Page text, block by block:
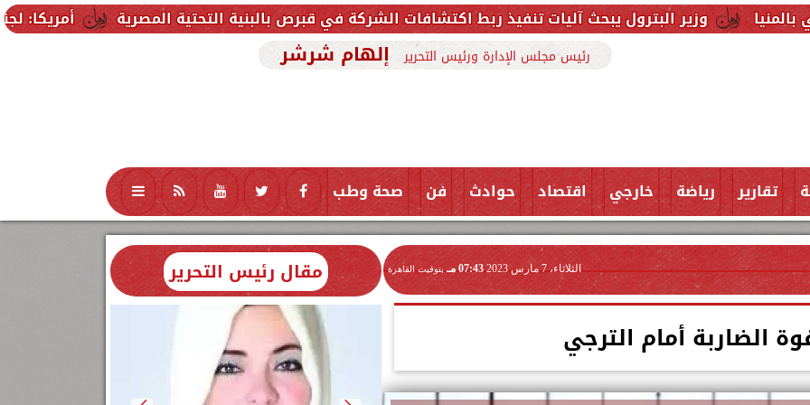
أمريكا: لجنة بمجلس البترول يبحث آليات تنفيذ ربط اكتشافات الشركة في قبرص بالبنية التحتية المصرية
رئيس مجلس الإدارة ورئيس التحرير إلهام شرشر
تقارير رياضة خارجي اقتصاد حوادث فن صحة وطب تكنولوجيا منوعات محافظات
الثلاثاء، 7 مارس 2023 07:43 مـ بتوقيت القاهرة
الضاربة أمام الترجي
مقال رئيس التحرير